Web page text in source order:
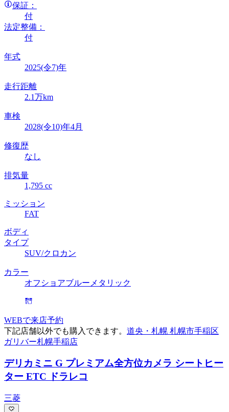
保証：
付
法定整備：
付
年式
2025(令7)年
走行距離
2.1万km
車検
2028(令10)年4月
修復歴
なし
排気量
1,795 cc
ミッション
FAT
ボディ
タイプ
SUV/クロカン
カラー
オフショアブルーメタリック
WEBで来店予約
下記店舗以外でも購入できます。 道央・札幌 札幌市手稲区
ガリバー札幌手稲店
デリカミニ G プレミアム全方位カメラ シートヒー
ター ETC ドラレコ
三菱